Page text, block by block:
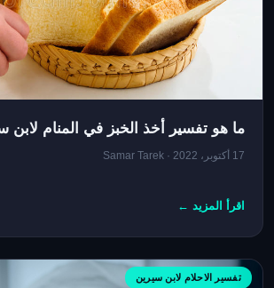
ما هو تفسير أخذ الخبز في المنام لابن
17 أكتوبر، 2022 · Samar Tarek
اقرأ المزيد ←
تفسير الاحلام لابن سيرين